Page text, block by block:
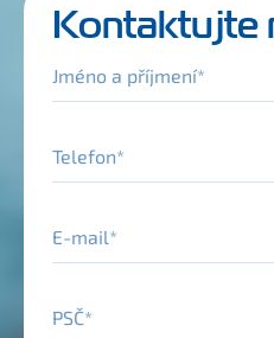
Kontaktujte
Jméno a příjmení
Telefon
E-mail
PSČ